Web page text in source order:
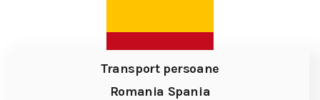
Transport persoane
Romania Spania